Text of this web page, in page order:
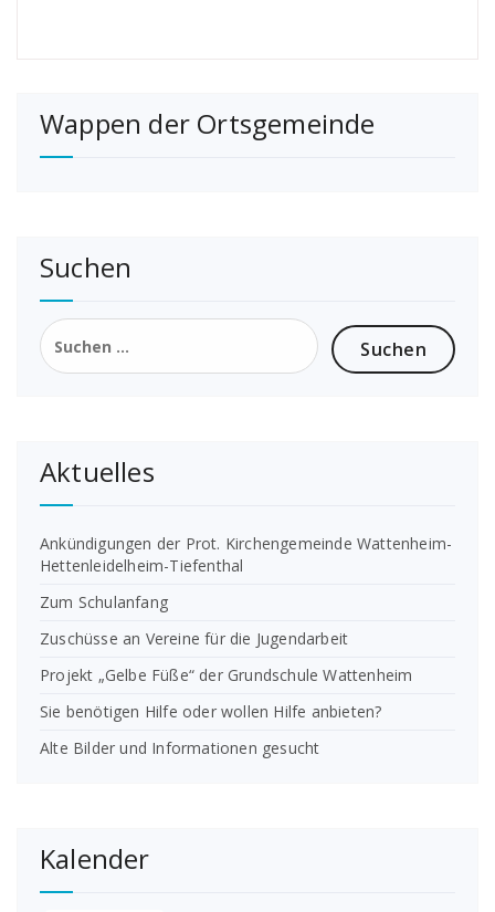
Wappen der Ortsgemeinde
Suchen
Suchen
nach:
Aktuelles
Ankündigungen der Prot. Kirchengemeinde Wattenheim-
Hettenleidelheim-Tiefenthal
Zum Schulanfang
Zuschüsse an Vereine für die Jugendarbeit
Projekt „Gelbe Füße“ der Grundschule Wattenheim
Sie benötigen Hilfe oder wollen Hilfe anbieten?
Alte Bilder und Informationen gesucht
Kalender